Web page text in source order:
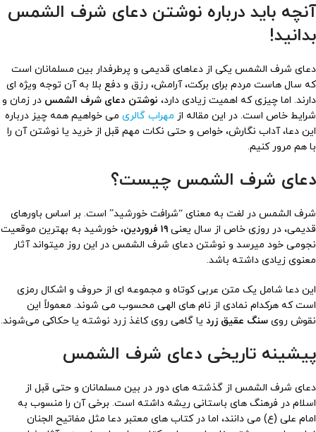
آنچه باید درباره نوشتن دعای شرف الشمس
بدانید!
دعای شرف الشمس یکی از دعاهای قدیمی و پرطرفدار بین مسلمانان است
که سال هاست مردم برای برکت، آرامش، رزق و دفع بلا به آن توجه ویژه ای
دارند. اما چیزی که اهمیت زیادی دارد، نوشتن دعای شرف الشمس در زمان و
شرایط خاص است. در این مقاله از مهراب گالری می خواهیم همه چیز درباره
این دعا، آداب نگارش، خواص و حتی نکات مهم قبل از خرید یا نوشتن آن را
با هم مرور کنیم.
دعای شرف الشمس چیست؟
شرف الشمس در لغت به معنای “شرافت خورشید” است. بر اساس باورهای
قدیمی، در روزی خاص از سال یعنی ۱۹ فروردین
، خورشید به بهترین موقعیت
نجومی خود میرسد و نوشتن دعای شرف الشمس در این روز میتواند آثار
معنوی زیادی داشته باشد.
این دعا شامل یک متن عربی کوتاه و مجموعه ای از حروف و اشکال رمزی
است که هرکدام نمادی از نام های الهی محسوب می شوند. معمولاً این
نقوش روی سنگ عقیق زرد یا گاهی روی کاغذ زرد نوشته یا حکاکی می‌شوند.
پیشینه تاریخی دعای شرف الشمس
دعای شرف الشمس از گذشته های دور در بین مسلمانان و حتی قبل از
اسلام در فرهنگ های باستانی ریشه داشته است. برخی آن را منسوب به
امام علی (ع) می دانند، اما در کتاب های معتبر دعا مثل مفاتیح الجنان